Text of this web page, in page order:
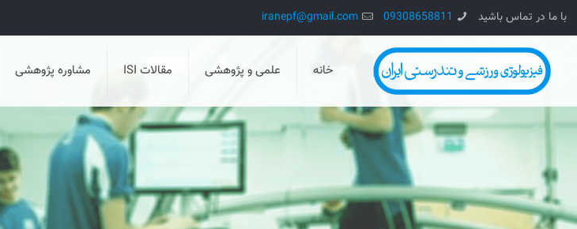
با ما در تماس باشید 09308658811
iranepf@gmail.com
خانه علمی و پژوهشی مقالات ISI مشاوره پژوهشی